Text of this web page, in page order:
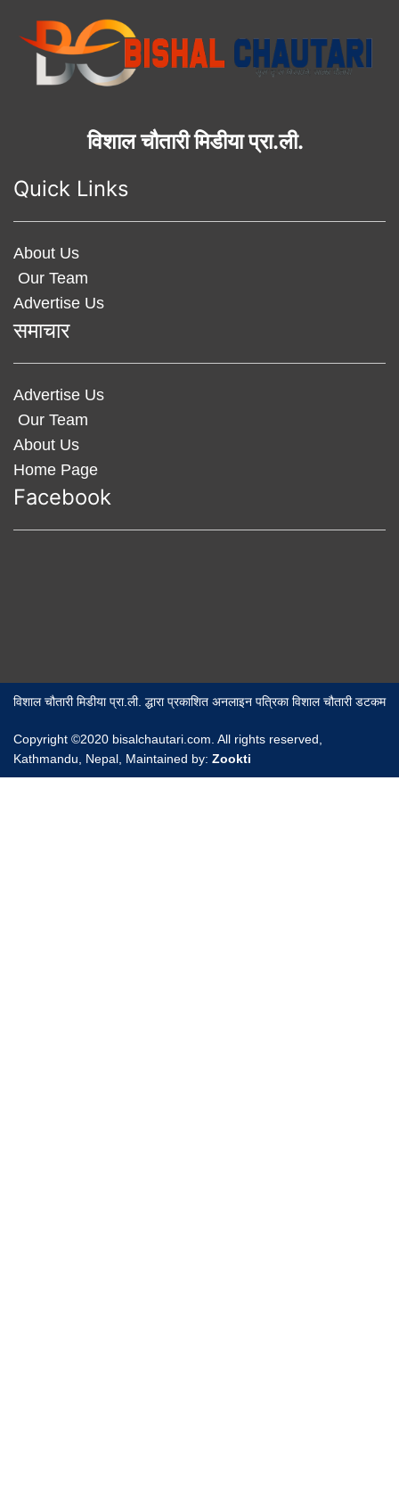
विशाल चौतारी मिडीया प्रा.ली.
Quick Links
About Us
Our Team
Advertise Us
समाचार
Advertise Us
Our Team
About Us
Home Page
Facebook
विशाल चौतारी मिडीया प्रा.ली. द्धारा प्रकाशित अनलाइन पत्रिका विशाल चौतारी डटकम
Copyright ©2020 bisalchautari.com. All rights reserved,
Kathmandu, Nepal, Maintained by: Zookti